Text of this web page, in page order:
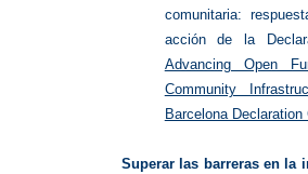
comunitaria:
acción de la
Advancing Open
Community
Barcelona
Superar las barreras en la